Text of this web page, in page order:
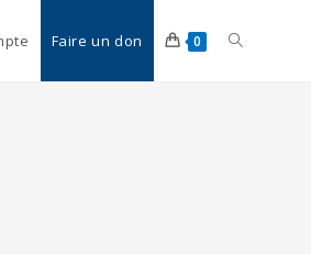
Faire un don 0